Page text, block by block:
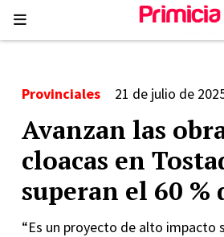
Avanzan las
cloacas en
superan el 60 %
“Es un proyecto de alto impacto
Provinciales 21 de julio de